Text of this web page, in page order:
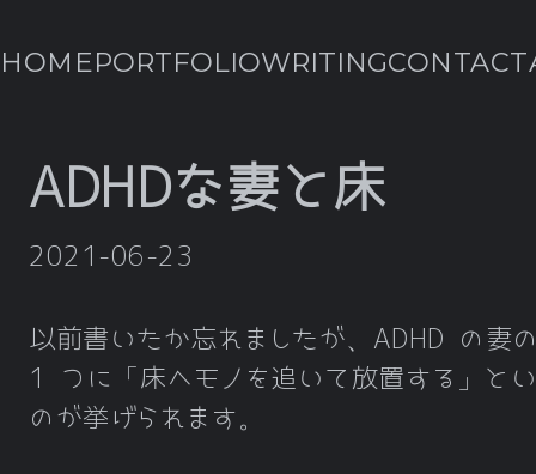
HOMEPORTFOLIOWRITINGCONTACT
ADHDな妻と床
2021-06-23
以前書いたか忘れましたが、ADHD の妻
1 つに「床へモノを追いて放置する」と
のが挙げられます。